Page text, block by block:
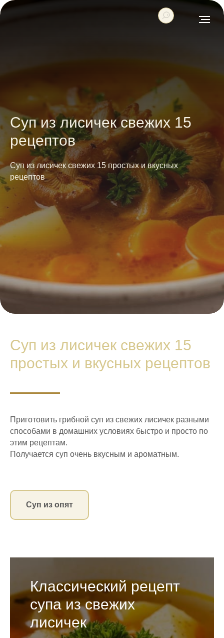
Суп из лисичек свежих 15
рецептов
Суп из лисичек свежих 15 простых и вкусных
рецептов
Суп из лисичек свежих 15
простых и вкусных рецептов
Приготовить грибной суп из свежих лисичек разными
способами в домашних условиях быстро и просто по
этим рецептам.
Получается суп очень вкусным и ароматным.
Суп из опят
Классический рецепт
супа из свежих
лисичек